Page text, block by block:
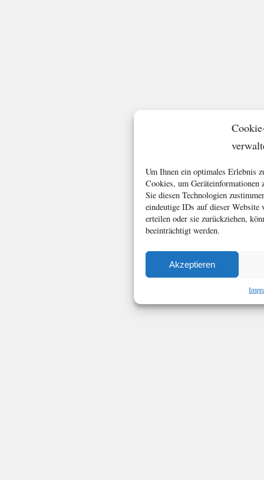
Um Ihnen ein optimales Erlebnis
Cookies, um Geräteinformationen
Sie diesen Technologien
eindeutige IDs auf dieser
erteilen oder sie zurückziehen,
beeinträchtigt werden.
Akzeptieren